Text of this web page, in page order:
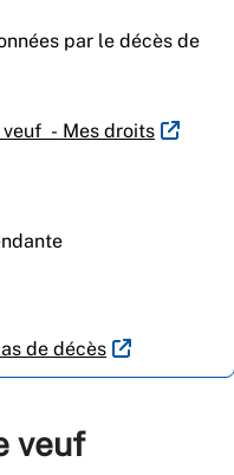
par le décès de
veuf - Mes droits
de décès
veuf